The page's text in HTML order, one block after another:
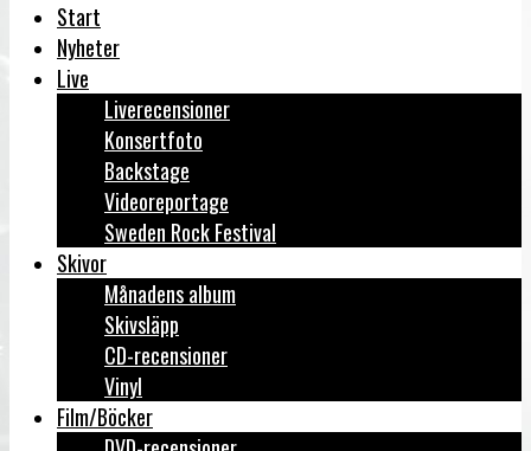
Start
Nyheter
Live
Liverecensioner
Konsertfoto
Backstage
Videoreportage
Sweden Rock Festival
Skivor
Månadens album
Skivsläpp
CD-recensioner
Vinyl
Film/Böcker